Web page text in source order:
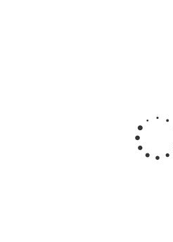
Ремень зубчатый AT10 25
PAZ, открытый PU, EMT